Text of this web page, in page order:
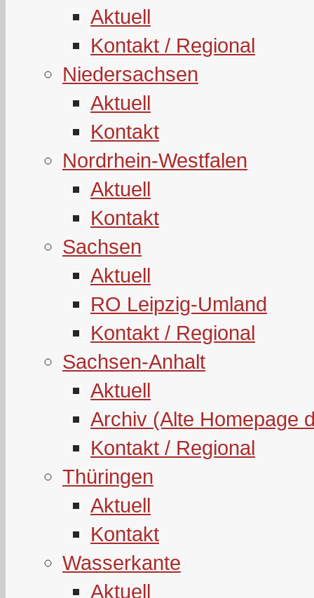
Aktuell
Kontakt / Regional
Niedersachsen
Aktuell
Kontakt
Nordrhein-Westfalen
Aktuell
Kontakt
Sachsen
Aktuell
RO Leipzig-Umland
Kontakt / Regional
Sachsen-Anhalt
Aktuell
Archiv (Alte Homepage
Kontakt / Regional
Thüringen
Aktuell
Kontakt
Wasserkante
Aktuell